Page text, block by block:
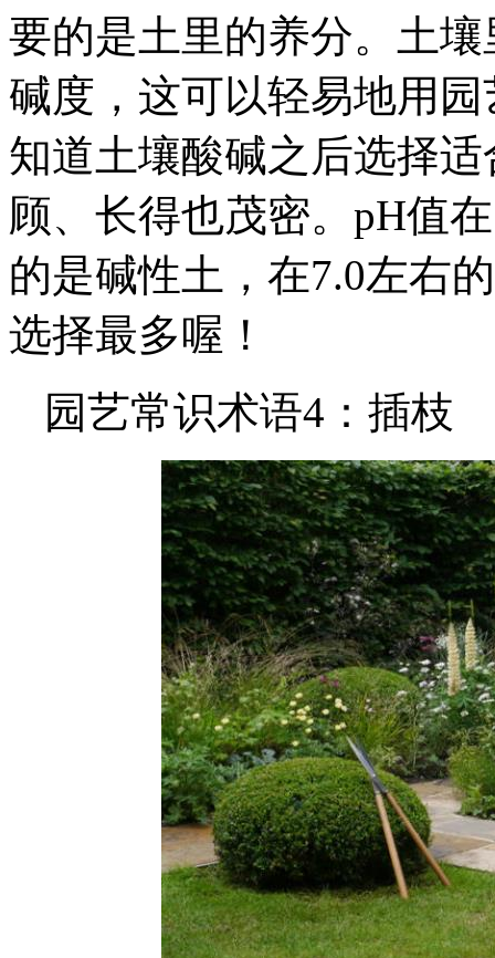
要的是土里的养分。土
碱度，这可以轻易地用
知道土壤酸碱之后选择
顾、长得也茂密。pH值
的是碱性土，在7.0左右
选择最多喔！
园艺常识术语4：插枝